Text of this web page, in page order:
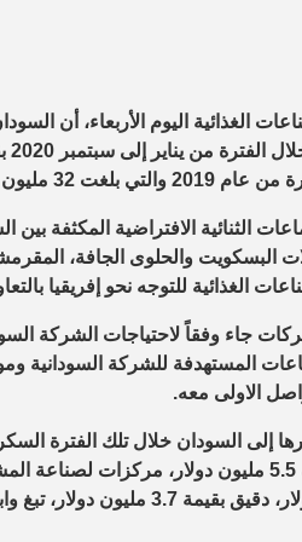
الغذائية اليوم الأربعاء، أن
32 مليون دولار.
والحلوى الجافة،
الغذائية للتوجه نحو إفريقيا
جاء وفقاً لاحتياجات الشركة
المستهدفة للشركة السودانية
الاولى معه.